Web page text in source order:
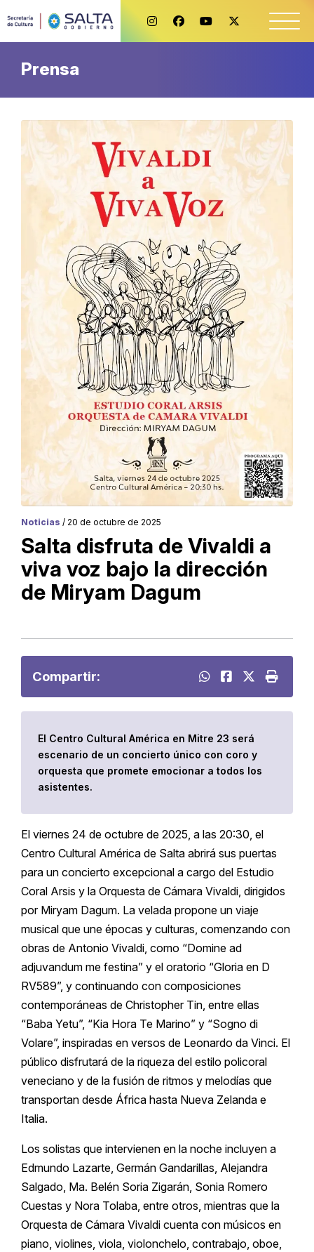
Prensa
Noticias / 20 de octubre de 2025
Salta disfruta de Vivaldi a
viva voz bajo la dirección
de Miryam Dagum
Compartir:
El Centro Cultural América en Mitre 23 será
escenario de un concierto único con coro y
orquesta que promete emocionar a todos los
asistentes.
El viernes 24 de octubre de 2025, a las 20:30, el
Centro Cultural América de Salta abrirá sus puertas
para un concierto excepcional a cargo del Estudio
Coral Arsis y la Orquesta de Cámara Vivaldi, dirigidos
por Miryam Dagum. La velada propone un viaje
musical que une épocas y culturas, comenzando con
obras de Antonio Vivaldi, como “Domine ad
adjuvandum me festina” y el oratorio “Gloria en D
RV589”, y continuando con composiciones
contemporáneas de Christopher Tin, entre ellas
“Baba Yetu”, “Kia Hora Te Marino” y “Sogno di
Volare”, inspiradas en versos de Leonardo da Vinci. El
público disfrutará de la riqueza del estilo policoral
veneciano y de la fusión de ritmos y melodías que
transportan desde África hasta Nueva Zelanda e
Italia.
Los solistas que intervienen en la noche incluyen a
Edmundo Lazarte, Germán Gandarillas, Alejandra
Salgado, Ma. Belén Soria Zigarán, Sonia Romero
Cuestas y Nora Tolaba, entre otros, mientras que la
Orquesta de Cámara Vivaldi cuenta con músicos en
piano, violines, viola, violonchelo, contrabajo, oboe,